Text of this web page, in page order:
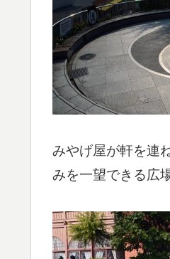
みやげ屋が軒を連
みを一望できる広